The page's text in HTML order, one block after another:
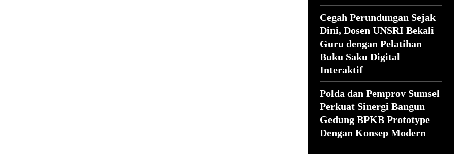
Cegah Perundungan Sejak
Dini, Dosen UNSRI Bekali
Guru dengan Pelatihan
Buku Saku Digital
Interaktif
Polda dan Pemprov Sumsel
Perkuat Sinergi Bangun
Gedung BPKB Prototype
Dengan Konsep Modern